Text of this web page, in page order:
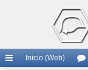
Inicio (Web)